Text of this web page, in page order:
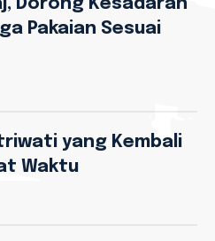
Dorong Kesadaran
Pakaian Sesuai
yang Kembali
Waktu